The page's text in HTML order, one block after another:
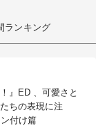
ランキング
』ED 、可愛さと
ちの表現に注
付け篇